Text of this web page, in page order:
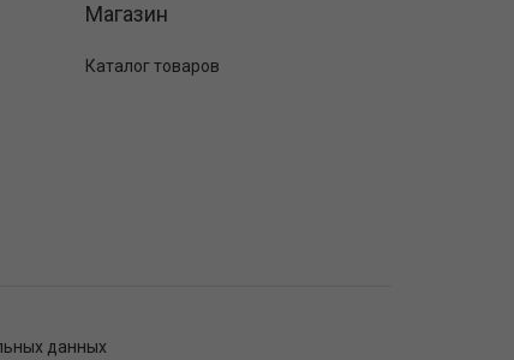
Магазин
Каталог товаров
данных